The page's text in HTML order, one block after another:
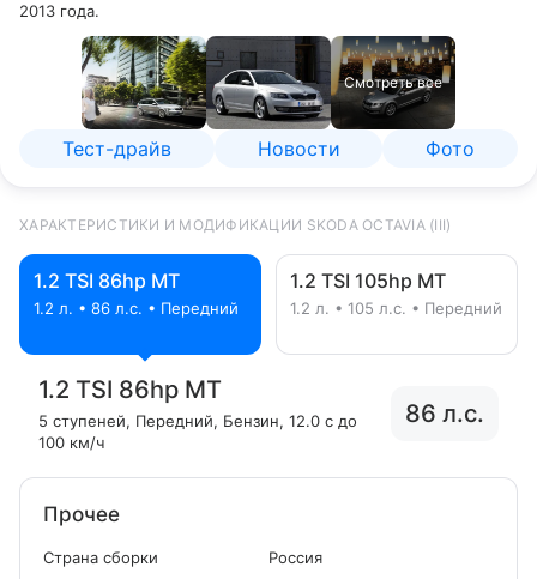
2013 года.
Смотреть все
Тест-драйв Новости Фото
ХАРАКТЕРИСТИКИ И МОДИФИКАЦИИ SKODA OCTAVIA (III)
1.2 TSI 86hp MT
1.2 л. • 86 л.с. • Передний
1.2 TSI 105hp MT
1.2 л. • 105 л.с. • Передний
1.2 TSI 86hp MT
5 ступеней, Передний, Бензин, 12.0 с до
100 км/ч
86 л.с.
Прочее
Страна сборки Россия